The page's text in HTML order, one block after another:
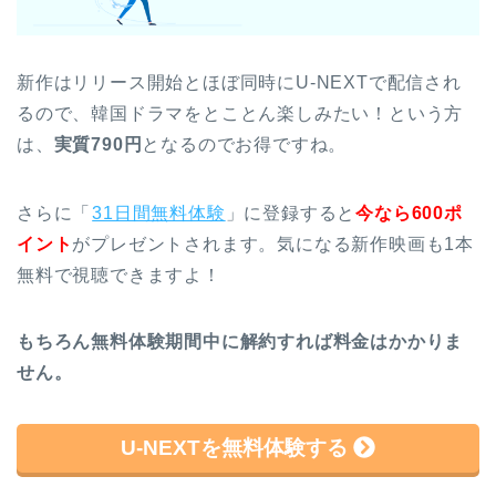
新作はリリース開始とほぼ同時にU-NEXTで配信され
るので、韓国ドラマをとことん楽しみたい！という方
は、 実質790円 となるのでお得ですね。
さらに「 31日間無料体験 」に登録すると今なら600ポ
イント がプレゼントされます。気になる新作映画も1本
無料で視聴できますよ！
もちろん無料体験期間中に解約すれば料金はかかりま
せん。
U-NEXTを無料体験する